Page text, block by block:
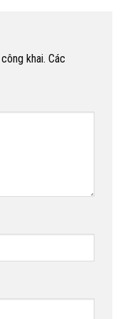
khai. Các